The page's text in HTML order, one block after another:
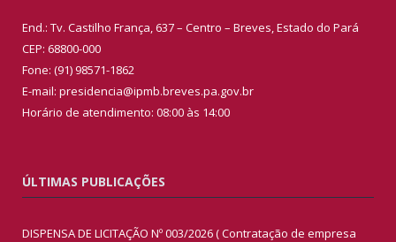
End.: Tv. Castilho França, 637 – Centro – Breves, Estado do Pará
CEP: 68800-000
Fone: (91) 98571-1862
E-mail: presidencia@ipmb.breves.pa.gov.br
Horário de atendimento: 08:00 às 14:00
ÚLTIMAS PUBLICAÇÕES
DISPENSA DE LICITAÇÃO Nº 003/2026 ( Contratação de empresa